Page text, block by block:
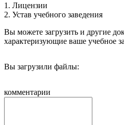
1. Лицензии
2. Устав учебного заведения
Вы можете загрузить и другие
характеризующие ваше учебное
Вы загрузили файлы:
комментарии